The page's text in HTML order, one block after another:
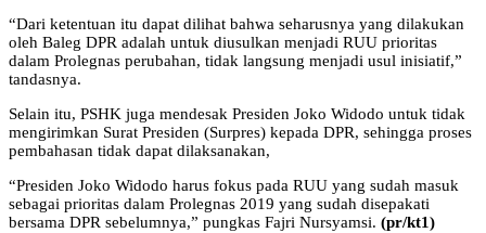
“Dari ketentuan itu dapat dilihat bahwa seharusnya yang dilakukan
oleh Baleg DPR adalah untuk diusulkan menjadi RUU prioritas
dalam Prolegnas perubahan, tidak langsung menjadi usul inisiatif,”
tandasnya.
Selain itu, PSHK juga mendesak Presiden Joko Widodo untuk tidak
mengirimkan Surat Presiden (Surpres) kepada DPR, sehingga proses
pembahasan tidak dapat dilaksanakan,
“Presiden Joko Widodo harus fokus pada RUU yang sudah masuk
sebagai prioritas dalam Prolegnas 2019 yang sudah disepakati
bersama DPR sebelumnya,” pungkas Fajri Nursyamsi. (pr/kt1)